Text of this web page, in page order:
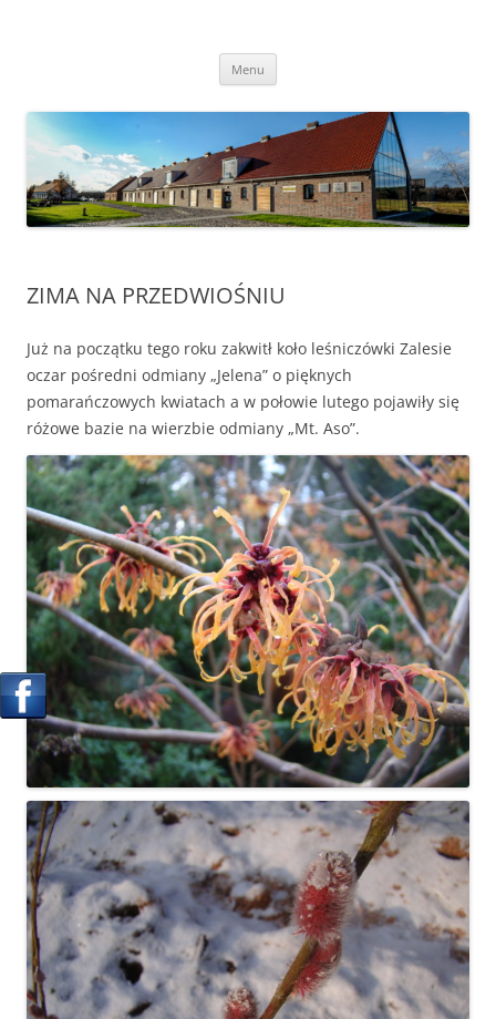
Ekologicznej w Zalesiu
Menu
ZIMA NA PRZEDWIOŚNIU
Już na początku tego roku zakwitł koło leśniczówki Zalesie
oczar pośredni odmiany „Jelena” o pięknych
pomarańczowych kwiatach a w połowie lutego pojawiły się
różowe bazie na wierzbie odmiany „Mt. Aso”.